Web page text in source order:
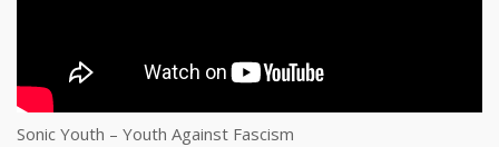
Sonic Youth – Youth Against Fascism